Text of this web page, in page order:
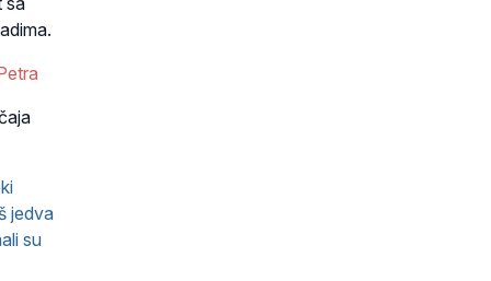
jedva
su